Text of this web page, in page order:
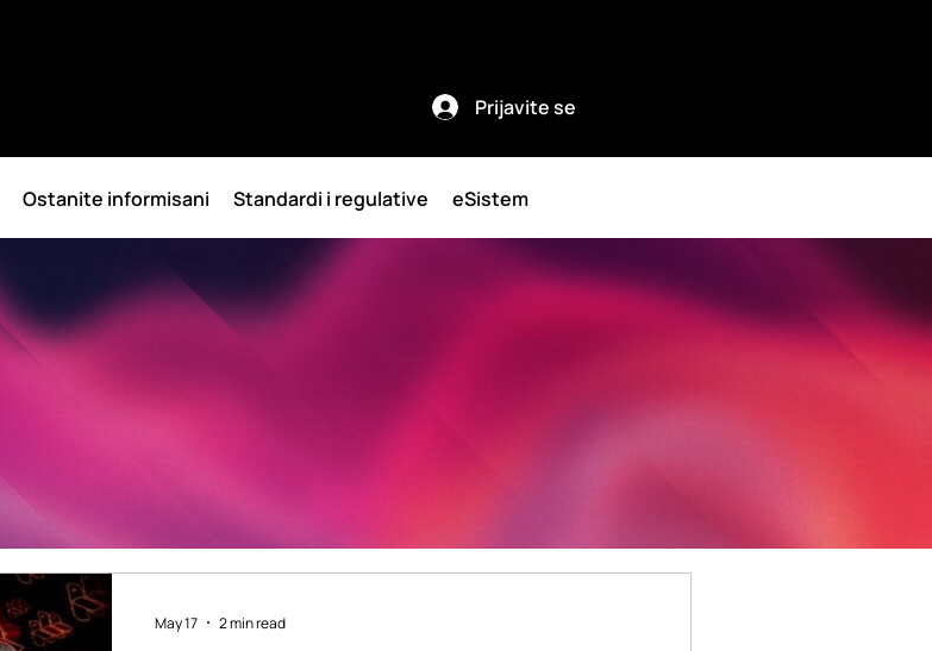
Prijavite se
Ostanite informisani Standardi i regulative eSistem
May 17 2 min read